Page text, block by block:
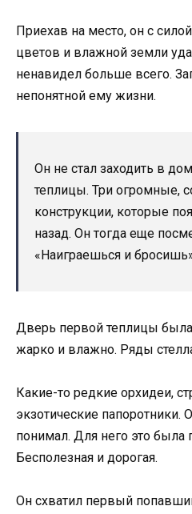
Приехав на место, он с
цветов и влажной земли
ненавидел больше всего.
непонятной ему жизни.
Он не стал заходить в
теплицы. Три огромные,
конструкции, которые
назад. Он тогда еще
«Наиграешься и
Дверь первой теплицы
жарко и влажно. Ряды
Какие-то редкие орхидеи,
экзотические папоротники.
понимал. Для него это была
Бесполезная и дорогая.
Он схватил первый